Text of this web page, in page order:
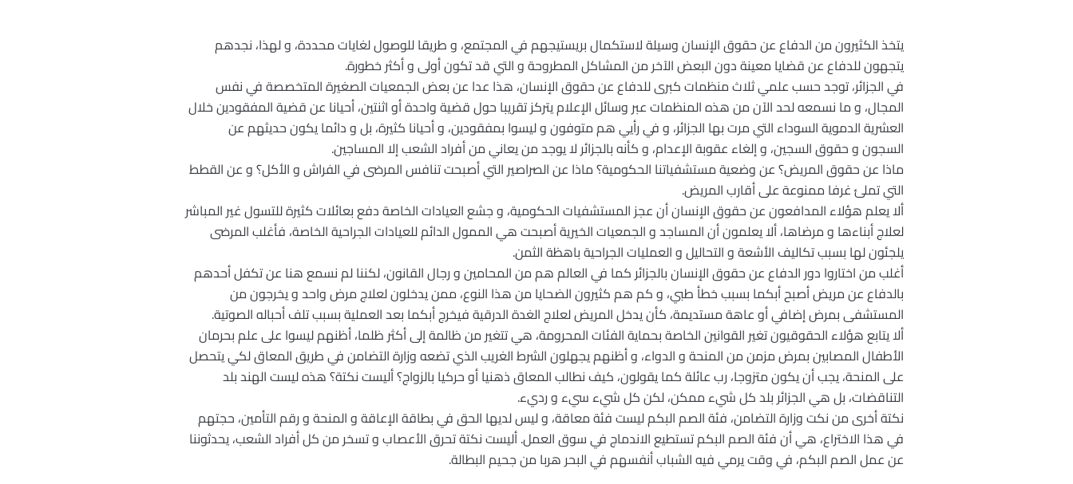
يتخذ الكثيرون من الدفاع عن حقوق الإنسان وسيلة لاستكمال بريستيجهم في المجتمع، و طريقا للوصول لغايات محددة، و لهذا، نجدهم
يتجهون للدفاع عن قضايا معينة دون البعض الآخر من المشاكل المطروحة و التي قد تكون أولى و أكثر خطورة.
في الجزائر، توجد حسب علمي ثلاث منظمات كبرى للدفاع عن حقوق الإنسان، هذا عدا عن بعض الجمعيات الصغيرة المتخصصة في نفس
المجال، و ما نسمعه لحد الآن من هذه المنظمات عبر وسائل الإعلام يتركز تقريبا حول قضية واحدة أو اثنتين، أحيانا عن قضية المفقودين خلال
العشرية الدموية السوداء التي مرت بها الجزائر، و في رأيي هم متوفون و ليسوا بمفقودين، و أحيانا كثيرة، بل و دائما يكون حديثهم عن
السجون و حقوق السجين، و إلغاء عقوبة الإعدام، و كأنه بالجزائر لا يوجد من يعاني من أفراد الشعب إلا المساجين.
ماذا عن حقوق المريض؟ عن وضعية مستشفياتنا الحكومية؟ ماذا عن الصراصير التي أصبحت تنافس المرضى في الفراش و الأكل؟ و عن القطط
التي تملئ غرفا ممنوعة على أقارب المريض.
ألا يعلم هؤلاء المدافعون عن حقوق الإنسان أن عجز المستشفيات الحكومية، و جشع العيادات الخاصة دفع بعائلات كثيرة للتسول غير المباشر
لعلاج أبناءها و مرضاها، ألا يعلمون أن المساجد و الجمعيات الخيرية أصبحت هي الممول الدائم للعيادات الجراحية الخاصة، فأغلب المرضى
يلجئون لها بسبب تكاليف الأشعة و التحاليل و العمليات الجراحية باهظة الثمن.
أغلب من اختاروا دور الدفاع عن حقوق الإنسان بالجزائر كما في العالم هم من المحامين و رجال القانون، لكننا لم نسمع هنا عن تكفل أحدهم
بالدفاع عن مريض أصبح أبكما بسبب خطأ طبي، و كم هم كثيرون الضحايا من هذا النوع، ممن يدخلون لعلاج مرض واحد و يخرجون من
المستشفى بمرض إضافي أو عاهة مستديمة، كأن يدخل المريض لعلاج الغدة الدرقية فيخرج أبكما بعد العملية بسبب تلف أحباله الصوتية.
ألا يتابع هؤلاء الحقوقيون تغير القوانين الخاصة بحماية الفئات المحرومة، هي تتغير من ظالمة إلى أكثر ظلما، أظنهم ليسوا على علم بحرمان
الأطفال المصابين بمرض مزمن من المنحة و الدواء، و أظنهم يجهلون الشرط الغريب الذي تضعه وزارة التضامن في طريق المعاق لكي يتحصل
على المنحة، يجب أن يكون متزوجا، رب عائلة كما يقولون، كيف نطالب المعاق ذهنيا أو حركيا بالزواج؟ أليست نكتة؟ هذه ليست الهند بلد
التناقضات، بل هي الجزائر بلد كل شيء ممكن، لكن كل شيء سيء و رديء.
نكتة أخرى من نكت وزارة التضامن، فئة الصم البكم ليست فئة معاقة، و ليس لديها الحق في بطاقة الإعاقة و المنحة و رقم التأمين، حجتهم
في هذا الاختراع، هي أن فئة الصم البكم تستطيع الاندماج في سوق العمل. أليست نكتة تحرق الأعصاب و تسخر من كل أفراد الشعب، يحدثوننا
عن عمل الصم البكم، في وقت يرمي فيه الشباب أنفسهم في البحر هربا من جحيم البطالة.